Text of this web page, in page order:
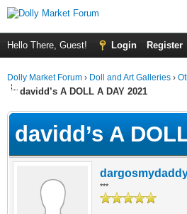
Hello There, Guest! Login Register
Dolly Market Forum › Doll and Art Galleries ›
davidd’s A DOLL A DAY 2021
davidd’s A
***